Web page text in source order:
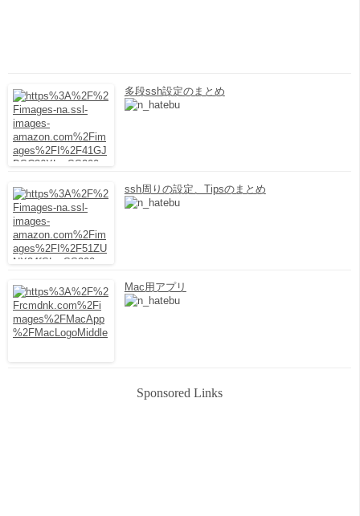
多段ssh設定のまとめ
ssh周りの設定、Tipsのまとめ
Mac用アプリ
Sponsored Links